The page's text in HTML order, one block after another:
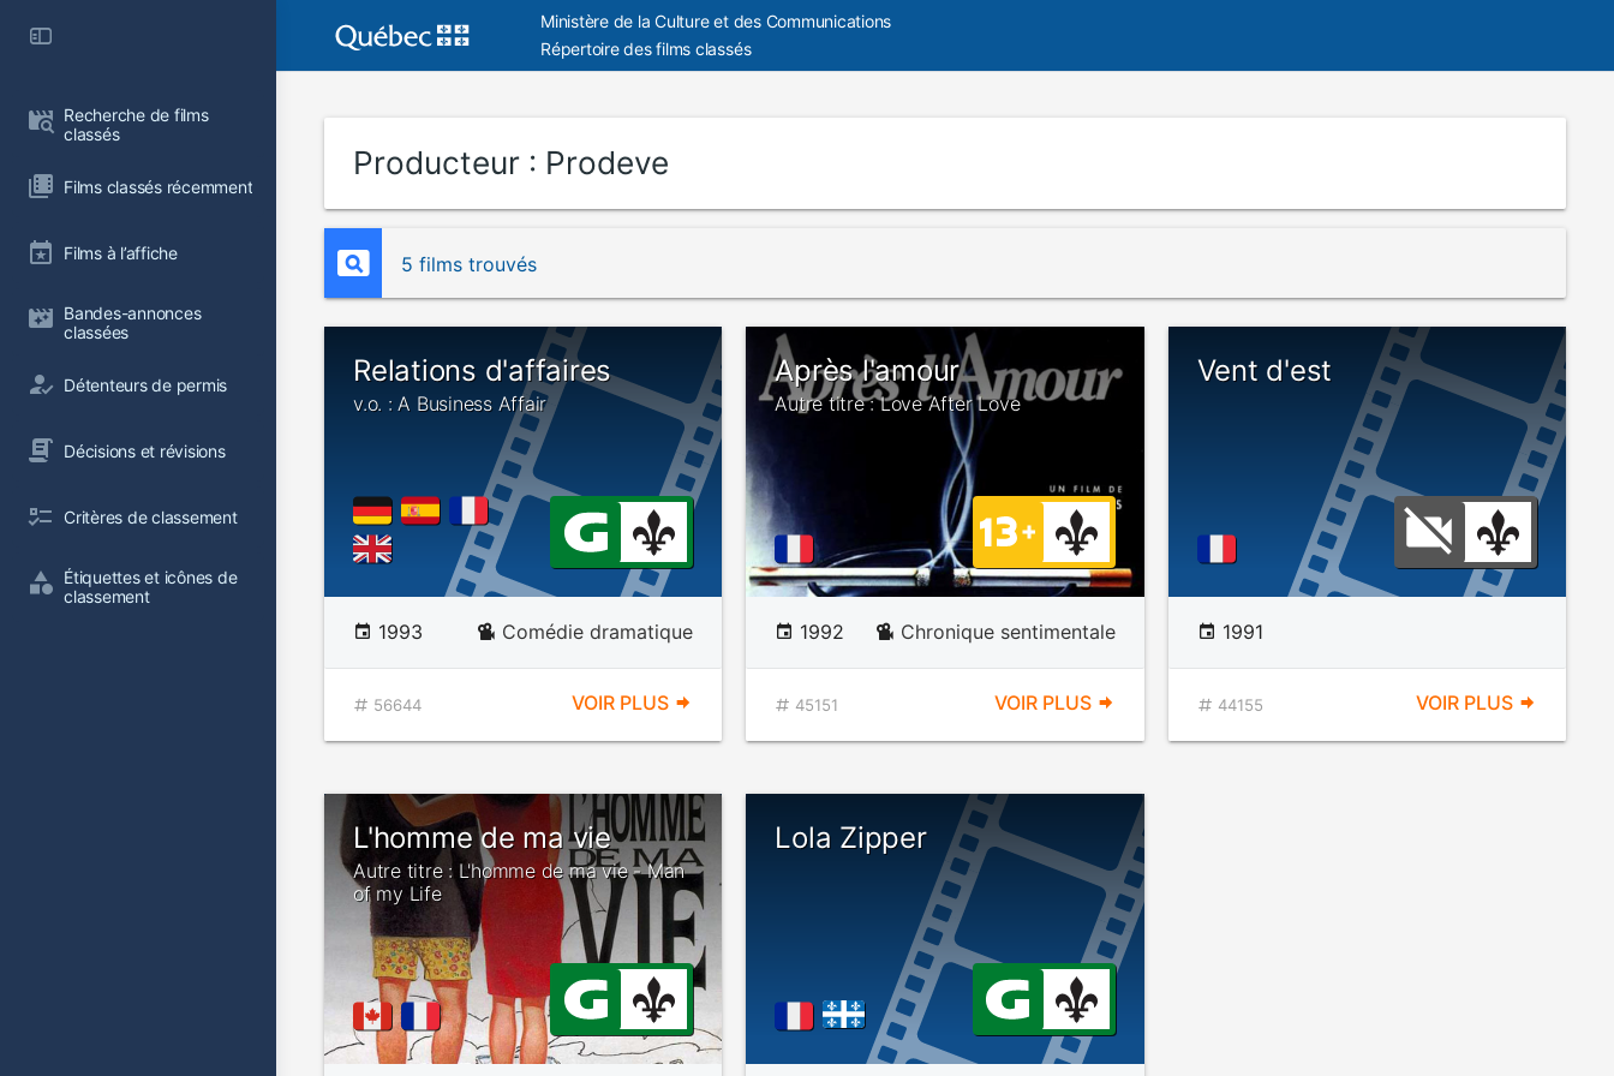
Recherche de films
classés
Films classés récemment
Films à l’affiche
Bandes-annonces
classées
Détenteurs de permis
Décisions et révisions
Critères de classement
Étiquettes et icônes de
classement
Ministère de la Culture et des Communications
Répertoire des films classés
Producteur : Prodeve
5 films trouvés
Relations d'affaires
v.o. : A Business Affair
1993 Comédie dramatique
56644 VOIR PLUS
Après l'amour
Autre titre : Love After Love
1992 Chronique sentimentale
45151 VOIR PLUS
Vent d'est
1991
44155 VOIR PLUS
L'homme de ma vie
Autre titre : L'homme de ma vie - Man
of my Life
Lola Zipper